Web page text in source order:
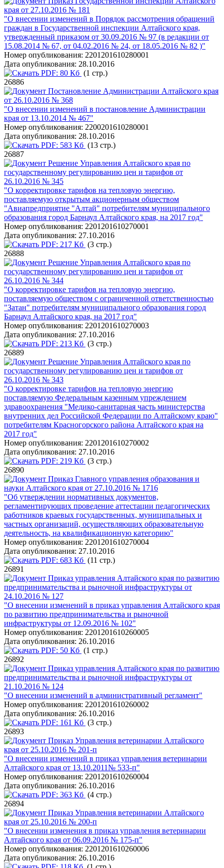
края от 27.10.2016 № 181
"О внесении изменений в Порядок рассмотрения обращений
граждан в Государственной инспекции Алтайского края,
утвержденный приказом от 30.09.2016 № 97 (в редакции от
15.08.2014 № 67, от 04.02.2016 № 24, от 18.05.2016 № 82 )"
Номер опубликования: 2201201610280001
Дата опубликования: 28.10.2016
PDF: 80 Кб (1 стр.)
26886
Постановление Администрации Алтайского края
от 26.10.2016 № 368
"О внесении изменений в постановление Администрации
края от 13.10.2014 № 467"
Номер опубликования: 2200201610280001
Дата опубликования: 28.10.2016
PDF: 583 Кб (13 стр.)
26887
Решение Управления Алтайского края по
государственному регулированию цен и тарифов от
26.10.2016 № 345
"О корректировке тарифов на тепловую энергию,
поставляемую открытым акционерным обществом
"Авиапредприятие "Алтай" потребителям муниципального
образования город Барнаул Алтайского края, на 2017 год"
Номер опубликования: 2201201610270001
Дата опубликования: 27.10.2016
PDF: 217 Кб (3 стр.)
26888
Решение Управления Алтайского края по
государственному регулированию цен и тарифов от
26.10.2016 № 344
"О корректировке тарифов на тепловую энергию,
поставляемую обществом с ограниченной ответственностью
"Затан" потребителям муниципального образования город
Барнаул Алтайского края, на 2017 год"
Номер опубликования: 2201201610270003
Дата опубликования: 27.10.2016
PDF: 213 Кб (3 стр.)
26889
Решение Управления Алтайского края по
государственному регулированию цен и тарифов от
26.10.2016 № 343
"О корректировке тарифов на тепловую энергию
поставляемую Федеральным казенным упреждением
здравоохранения "Медико-санитарная часть министерства
внутренних дел Российской Федерации по Алтайскому краю"
потребителям Красногорского района Алтайского края на
2017 год"
Номер опубликования: 2201201610270002
Дата опубликования: 27.10.2016
PDF: 219 Кб (3 стр.)
26890
Приказ Главного управления образования и
науки Алтайского края от 27.10.2016 № 1716
"Об утверждении нормативных документов,
регламентирующих проведение аттестации педагогических
работников краевых государственных, муниципальных и
частных организаций, осуществляющих образовательную
деятельность, на квалификационную категорию"
Номер опубликования: 2201201610270004
Дата опубликования: 27.10.2016
PDF: 683 Кб (11 стр.)
26891
Приказ управления Алтайского края по развитию
предпринимательства и рыночной инфраструктуры от
24.10.2016 № 127
"О внесении изменений в приказ управления Алтайского края
по развитию предпринимательства и рыночной
инфраструктуры от 12.09.2016 № 102"
Номер опубликования: 2201201610260005
Дата опубликования: 26.10.2016
PDF: 50 Кб (1 стр.)
26892
Приказ управления Алтайского края по развитию
предпринимательства и рыночной инфраструктуры от
21.10.2016 № 124
"О внесении изменений в административный регламент"
Номер опубликования: 2201201610260002
Дата опубликования: 26.10.2016
PDF: 161 Кб (3 стр.)
26893
Приказ Управления ветеринарии Алтайского
края от 25.10.2016 № 201-п
"О внесении изменений в приказ управления ветеринарии
Алтайского края от 13.10.2011№ 533-п"
Номер опубликования: 2201201610260004
Дата опубликования: 26.10.2016
PDF: 363 Кб (4 стр.)
26894
Приказ Управления ветеринарии Алтайского
края от 25.10.2016 № 200-п
"О внесении изменения в приказ управления ветеринарии
Алтайского края от 06.09.2016 № 175-п"
Номер опубликования: 2201201610260006
Дата опубликования: 26.10.2016